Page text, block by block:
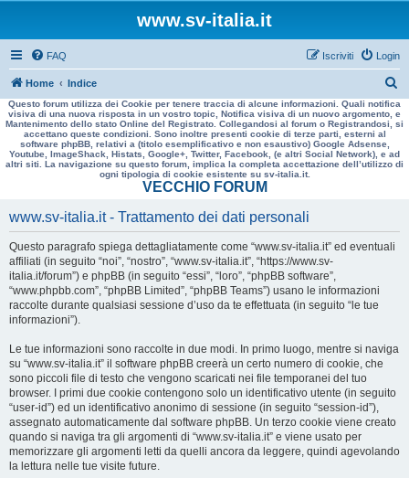
www.sv-italia.it
FAQ Login
Iscriviti
Home Indice
e
r
a
Questo forum utilizza dei Cookie per tenere traccia di alcune informazioni. Quali notifica
visiva di una nuova risposta in un vostro topic, Notifica visiva di un nuovo argomento, e
Mantenimento dello stato Online del Registrato. Collegandosi al forum o Registrandosi, si
accettano queste condizioni. Sono inoltre presenti cookie di terze parti, esterni al
software phpBB, relativi a (titolo esemplificativo e non esaustivo) Google Adsense,
Youtube, ImageShack, Histats, Google+, Twitter, Facebook, (e altri Social Network), e ad
altri siti. La navigazione su questo forum, implica la completa accettazione dell’utilizzo di
ogni tipologia di cookie esistente su sv-italia.it.
VECCHIO FORUM
www.sv-italia.it - Trattamento dei dati personali
Questo paragrafo spiega dettagliatamente come “www.sv-italia.it” ed eventuali
affiliati (in seguito “noi”, “nostro”, “www.sv-italia.it”, “https://www.sv-
italia.it/forum”) e phpBB (in seguito “essi”, “loro”, “phpBB software”,
“www.phpbb.com”, “phpBB Limited”, “phpBB Teams”) usano le informazioni
raccolte durante qualsiasi sessione d’uso da te effettuata (in seguito “le tue
informazioni”).
Le tue informazioni sono raccolte in due modi. In primo luogo, mentre si naviga
su “www.sv-italia.it” il software phpBB creerà un certo numero di cookie, che
sono piccoli file di testo che vengono scaricati nei file temporanei del tuo
browser. I primi due cookie contengono solo un identificativo utente (in seguito
“user-id”) ed un identificativo anonimo di sessione (in seguito “session-id”),
assegnato automaticamente dal software phpBB. Un terzo cookie viene creato
quando si naviga tra gli argomenti di “www.sv-italia.it” e viene usato per
memorizzare gli argomenti letti da quelli ancora da leggere, quindi agevolando
la lettura nelle tue visite future.